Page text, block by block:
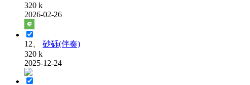
320 k
2026-02-26
12、
砂砾(伴奏)
320 k
2025-12-24